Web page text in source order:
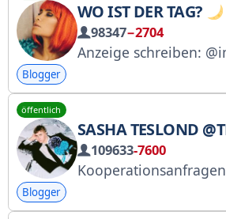
WO IST DER TAG?
98347−2704
Anzeige schreiben:
Blogger
öffentlich
SASHA TESLOND
109633-7600
Kooperationsanfragen: teslond.collab@yandex.ru Mein Secondhand-Shop -> https://t.me/secondbyteslond Fragen zur Entsperrung
Blogger